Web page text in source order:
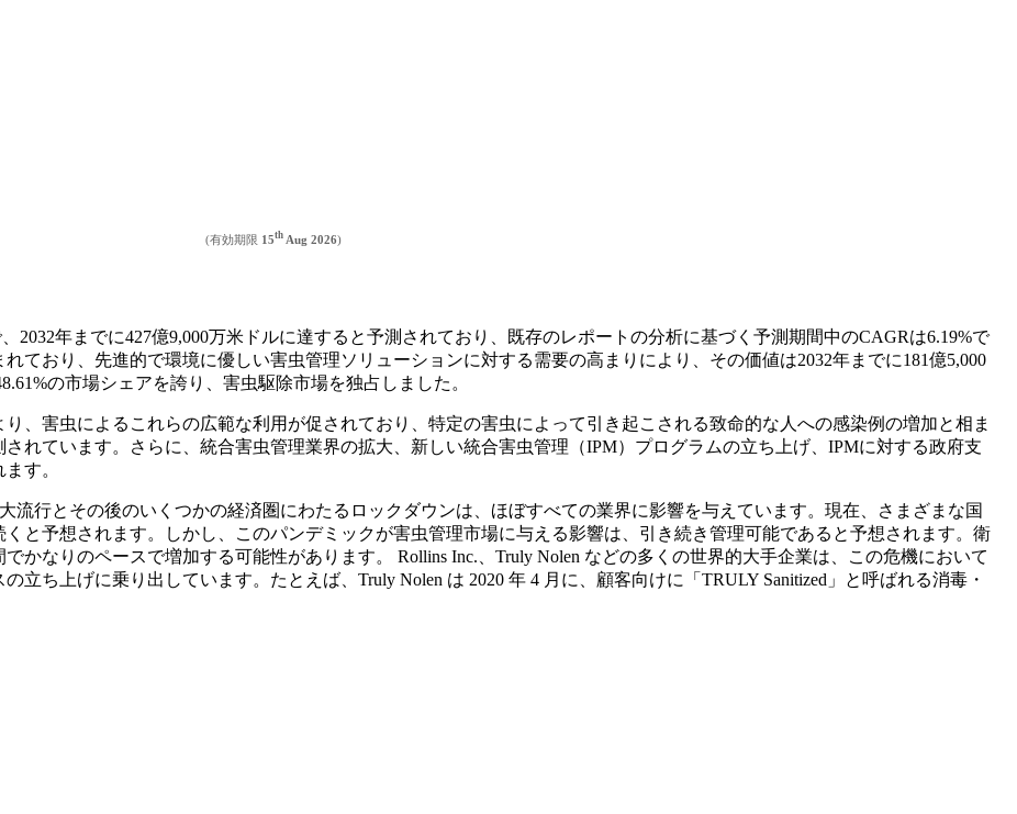
(有効期限 15th Aug 2026)
2032年までに427億9,000万米ドルに達すると予測されており、既存のレポートの分析に基づく予測期間中のCAGRは6.19%で
ており、先進的で環境に優しい害虫管理ソリューションに対する需要の高まりにより、その価値は2032年までに181億5,000
の市場シェアを誇り、害虫駆除市場を独占しました。
、害虫によるこれらの広範な利用が促されており、特定の害虫によって引き起こされる致命的な人への感染例の増加と相ま
れています。さらに、統合害虫管理業界の拡大、新しい統合害虫管理（IPM）プログラムの立ち上げ、IPMに対する政府支
す。
流行とその後のいくつかの経済圏にわたるロックダウンは、ほぼすべての業界に影響を与えています。現在、さまざまな国
と予想されます。しかし、このパンデミックが害虫管理市場に与える影響は、引き続き管理可能であると予想されます。衛
かなりのペースで増加する可能性があります。 Rollins Inc.、Truly Nolen などの多くの世界的大手企業は、この危機において
立ち上げに乗り出しています。たとえば、Truly Nolen は 2020 年 4 月に、顧客向けに「TRULY Sanitized」と呼ばれる消毒・